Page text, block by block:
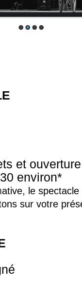
et
environ*
le
sur votre